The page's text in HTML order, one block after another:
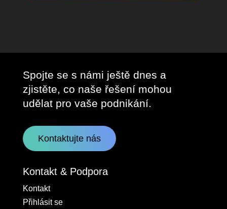
Spojte se s námi ještě dnes a
zjistěte, co naše řešení mohou
udělat pro vaše podnikání.
Kontaktujte nás
Kontakt & Podpora
Kontakt
Přihlásit se